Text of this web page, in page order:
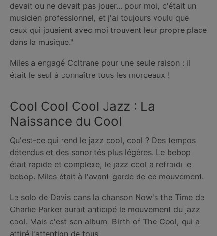
devait ou ne devait pas jouer... pour moi, c'était un
musicien professionnel, et j'ai toujours voulu que
ceux qui jouaient avec moi trouvent leur propre place
dans la musique."
Miles a engagé Coltrane pour une seule raison : il
était le seul à connaître tous les morceaux !
Cool Cool Cool Jazz : La
Naissance du Cool
Qu'est-ce qui rend le jazz cool, cool ? Des tempos
détendus et des sonorités plus légères. Le bebop
était rapide et complexe, le jazz cool a refroidi le
bebop. Miles était à l'avant-garde de ce mouvement.
Le solo de Davis dans la chanson Now's the Time de
Charlie Parker aurait anticipé le mouvement du jazz
cool. Mais c'est son album, Birth of The Cool, qui a
attiré l'attention de tous.